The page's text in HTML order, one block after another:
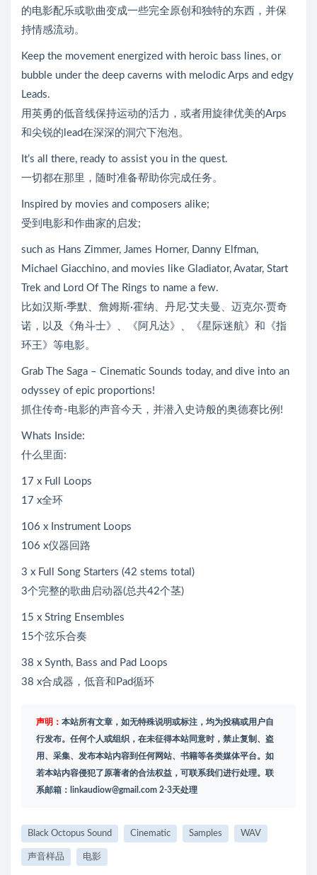
的电影配乐或歌曲变成一些完全原创和独特的东西，并保
持情感流动。
Keep the movement energized with heroic bass lines, or
bubble under the deep caverns with melodic Arps and edgy
Leads.
用英勇的低音线保持运动的活力，或者用旋律优美的Arps
和尖锐的lead在深深的洞穴下泡泡。
It’s all there, ready to assist you in the quest.
一切都在那里，随时准备帮助你完成任务。
Inspired by movies and composers alike;
受到电影和作曲家的启发;
such as Hans Zimmer, James Horner, Danny Elfman,
Michael Giacchino, and movies like Gladiator, Avatar, Start
Trek and Lord Of The Rings to name a few.
比如汉斯·季默、詹姆斯·霍纳、丹尼·艾夫曼、迈克尔·贾奇
诺，以及《角斗士》、《阿凡达》、《星际迷航》和《指
环王》等电影。
Grab The Saga – Cinematic Sounds today, and dive into an
odyssey of epic proportions!
抓住传奇-电影的声音今天，并潜入史诗般的奥德赛比例!
Whats Inside:
什么里面:
17 x Full Loops
17 x全环
106 x Instrument Loops
106 x仪器回路
3 x Full Song Starters (42 stems total)
3个完整的歌曲启动器(总共42个茎)
15 x String Ensembles
15个弦乐合奏
38 x Synth, Bass and Pad Loops
38 x合成器，低音和Pad循环
声明： 本站所有文章，如无特殊说明或标注，均为投稿或用户自
行发布。任何个人或组织，在未征得本站同意时，禁止复制、盗
用、采集、发布本站内容到任何网站、书籍等各类媒体平台。如
若本站内容侵犯了原著者的合法权益，可联系我们进行处理。联
系邮箱： linkaudiow@gmail.com 2-3天处理
Black Octopus Sound Cinematic Samples WAV
声音样品 电影